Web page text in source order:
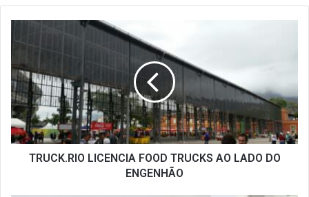
LICENCIA
TRUCKS
AO
LADO
DO
ENGENHÃO
TRUCK.RIO LICENCIA FOOD TRUCKS AO LADO DO
ENGENHÃO